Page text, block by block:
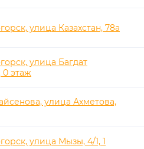
улица Казахстан, 78а
улица Багдат
0 этаж
улица Ахметова,
улица Мызы, 4/1, 1